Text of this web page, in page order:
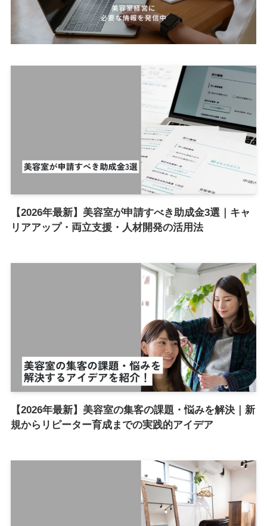
【2026年最新】美容室が申請すべき助成金3選｜キャ
リアアップ・両立支援・人材開発の活用法
【2026年最新】美容室の集客の課題・悩みを解決｜新
規からリピーター育成までの実践的アイデア